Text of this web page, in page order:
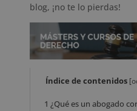
blog, ¡no te lo pierdas!
Índice de contenidos [
1 ¿Qué es un abogado